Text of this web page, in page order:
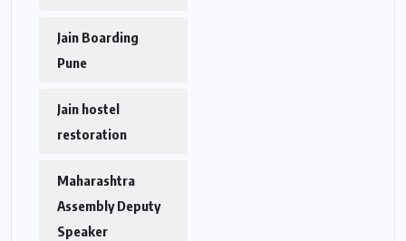
Jain Boarding
Pune
Jain hostel
restoration
Maharashtra
Assembly Deputy
Speaker